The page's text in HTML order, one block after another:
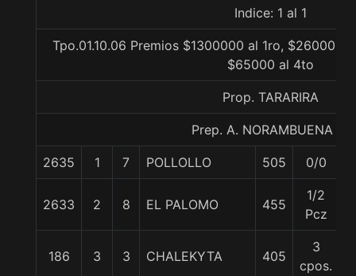
Indice: 1 al 1
Tpo.01.10.06 Premios $1300000 al 1ro, $260000
$65000 al 4to
Prop. TARARIRA
Prep. A. NORAMBUENA G.
2635 1 7 POLLOLLO 505 0/0
2633 2 8 EL PALOMO 455
1/2
Pcz
186 3 3 CHALEKYTA 405
3
cpos.